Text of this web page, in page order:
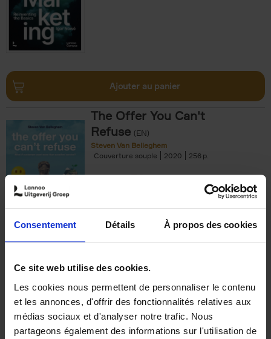
Consentement Détails À propos des cookies
Ce site web utilise des cookies.
Les cookies nous permettent de personnaliser le contenu
et les annonces, d'offrir des fonctionnalités relatives aux
médias sociaux et d'analyser notre trafic. Nous
partageons également des informations sur l'utilisation de
Ajouter au panier
The Offer You Can't
Refuse (EN)
Steven Van Belleghem
Couverture souple
2020 256
€37,50
Building Bonds = Building
Business
Jochen Roef Jozefien De Feyter
Carolien Boom
Couverture souple
2025 200